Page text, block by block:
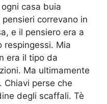
casa buia
correvano in
e il pensiero era a
respingessi. Mia
era il tipo da
Ma ultimamente
Chiavi perse che
degli scaffali. Tè